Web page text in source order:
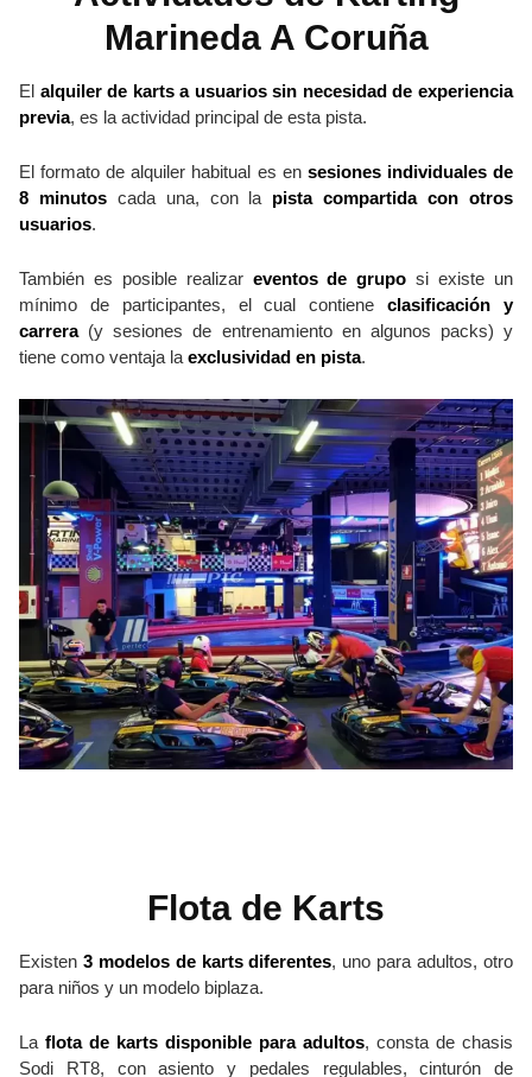
Marineda A Coruña
El alquiler de karts a usuarios sin necesidad de experiencia
previa, es la actividad principal de esta pista.
El formato de alquiler habitual es en sesiones individuales de
8 minutoscada una, con la pista compartida con otros
usuarios.
También es posible realizar eventos de grupo si existe un
mínimo de participantes, el cual contieneclasificación y
carrera(y sesiones de entrenamiento en algunos packs) y
tiene como ventaja la exclusividad en pista.
Flota de Karts
Existen 3 modelos de karts diferentes, uno para adultos, otro
para niños y un modelo biplaza.
La flota de karts disponible para adultos, consta de chasis
Sodi RT8, con asiento y pedales regulables, cinturón de